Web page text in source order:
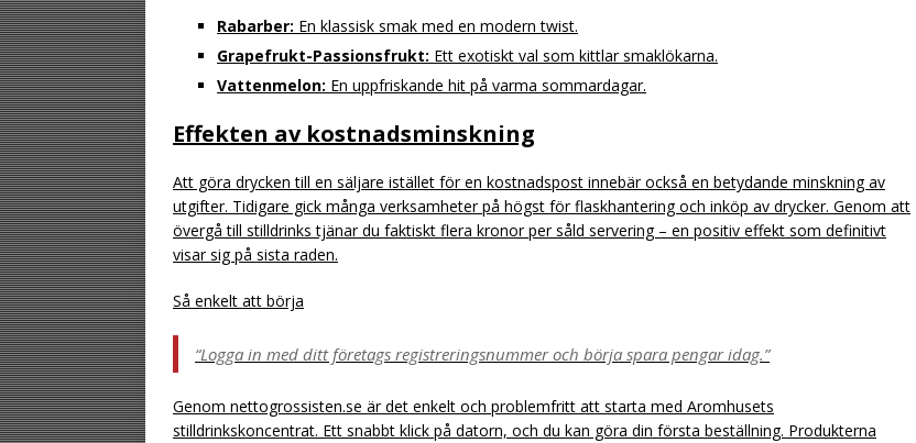
Rabarber: En klassisk smak med en modern twist.
Grapefrukt-Passionsfrukt: Ett exotiskt val som kittlar smaklökarna.
Vattenmelon: En uppfriskande hit på varma sommardagar.
Effekten av kostnadsminskning
Att göra drycken till en säljare istället för en kostnadspost innebär också en betydande minskning av
utgifter. Tidigare gick många verksamheter på högst för flaskhantering och inköp av drycker. Genom att
övergå till stilldrinks tjänar du faktiskt flera kronor per såld servering – en positiv effekt som definitivt
visar sig på sista raden.
Så enkelt att börja
“Logga in med ditt företags registreringsnummer och börja spara pengar idag.”
Genom nettogrossisten.se är det enkelt och problemfritt att starta med Aromhusets
stilldrinkskoncentrat. Ett snabbt klick på datorn, och du kan göra din första beställning. Produkterna